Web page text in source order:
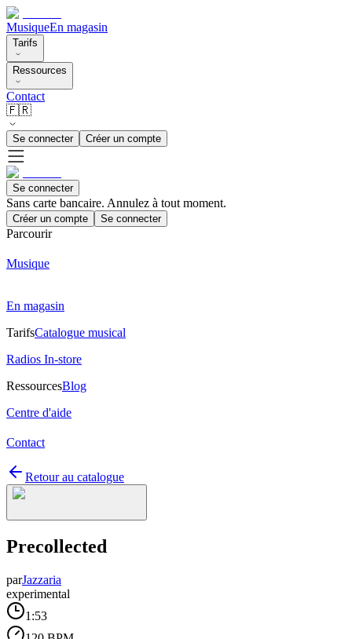
MusiqueEn magasin
Tarifs
Ressources
Contact
🇫🇷
Se connecter Créer un compte
Se connecter
Sans carte bancaire. Annulez à tout moment.
Créer un compte Se connecter
Parcourir
Musique
En magasin
TarifsCatalogue musical
Radios In-store
RessourcesBlog
Centre d'aide
Contact
Retour au catalogue
Precollected
parJazzaria
experimental
1:53